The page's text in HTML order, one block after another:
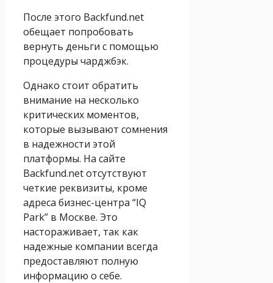
После этого Backfund.net
обещает попробовать
вернуть деньги с помощью
процедуры чарджбэк.
Однако стоит обратить
внимание на несколько
критических моментов,
которые вызывают сомнения
в надежности этой
платформы. На сайте
Backfund.net отсутствуют
четкие реквизиты, кроме
адреса бизнес-центра “IQ
Park” в Москве. Это
настораживает, так как
надежные компании всегда
предоставляют полную
информацию о себе.